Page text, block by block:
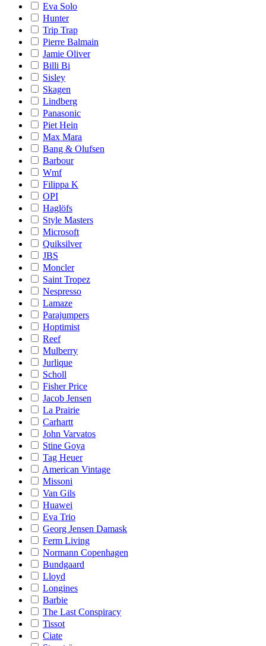
Eva Solo
Hunter
Trip Trap
Pierre Balmain
Jamie Oliver
Billi Bi
Sisley
Skagen
Lindberg
Panasonic
Piet Hein
Max Mara
Bang & Olufsen
Barbour
Wmf
Filippa K
OPI
Haglöfs
Style Masters
Microsoft
Quiksilver
JBS
Moncler
Saint Tropez
Nespresso
Lamaze
Parajumpers
Hoptimist
Reef
Mulberry
Jurlique
Scholl
Fisher Price
Jacob Jensen
La Prairie
Carhartt
John Varvatos
Stine Goya
Tag Heuer
American Vintage
Missoni
Van Gils
Huawei
Eva Trio
Georg Jensen Damask
Ferm Living
Normann Copenhagen
Bundgaard
Lloyd
Longines
Barbie
The Last Conspiracy
Tissot
Ciate